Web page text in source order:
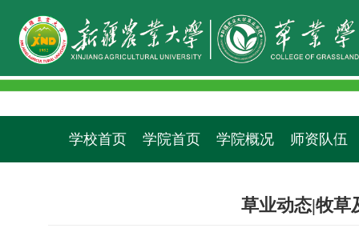
学校首页 学院首页 学院概况 师资队伍
草业动态|牧草